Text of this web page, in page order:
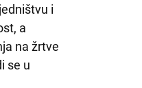
i
a
na žrtve
se u